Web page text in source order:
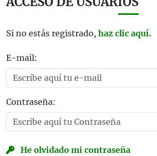
Si no estás registrado, haz clic aquí.
E-mail:
Contraseña:
He olvidado mi contraseña